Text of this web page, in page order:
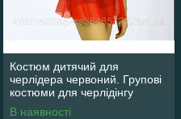
Костюм дитячий для
черлідера червоний. Групові
костюми для черлідінгу
В наявності